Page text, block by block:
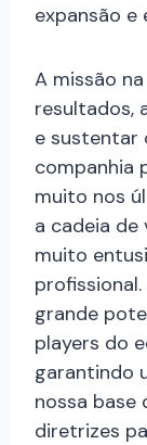
expansão e
A missão
resultados,
e sustentar
companhia
muito nos
a cadeia de
muito
grande
players do
garantindo
nossa base
diretrizes